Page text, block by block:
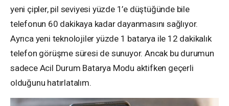
yeni çipler, pil seviyesi yüzde 1’e düştüğünde bile
telefonun 60 dakikaya kadar dayanmasını sağlıyor.
Ayrıca yeni teknolojiler yüzde 1 batarya ile 12 dakikalık
telefon görüşme süresi de sunuyor. Ancak bu durumun
sadece Acil Durum Batarya Modu aktifken geçerli
olduğunu hatırlatalım.